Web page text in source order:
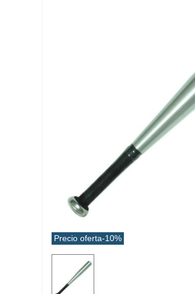
Precio oferta-10%